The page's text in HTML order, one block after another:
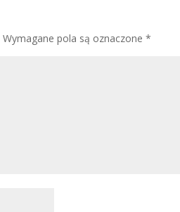
Wymagane pola są oznaczone*